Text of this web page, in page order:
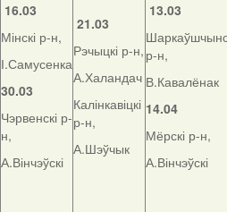
16.03
Мінскі р-н,
І.Самусенка
30.03
Чэрвенскі р-
н,
А.Вінчэўскі
21.03
Рэчыцкі р-н,
А.Халандач
Калінкавіцкі
р-н,
А.Шэўчык
13.03
р-н,
В.Кавалёнак
14.04
Мёрскі р-н,
А.Вінчэўскі